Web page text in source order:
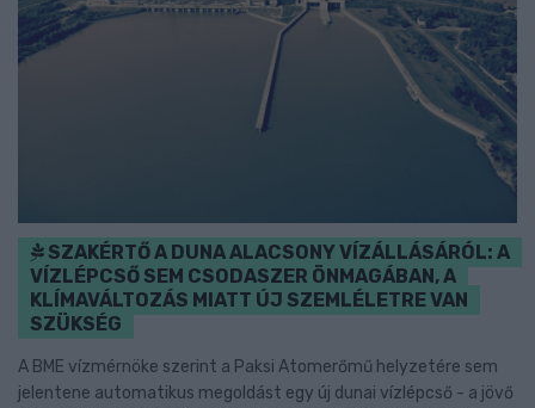
SZAKÉRTŐ A DUNA ALACSONY VÍZÁLLÁSÁRÓL: A
VÍZLÉPCSŐ SEM CSODASZER ÖNMAGÁBAN, A
KLÍMAVÁLTOZÁS MIATT ÚJ SZEMLÉLETRE VAN
SZÜKSÉG
A BME vízmérnöke szerint a Paksi Atomerőmű helyzetére sem
jelentene automatikus megoldást egy új dunai vízlépcső - a jövő